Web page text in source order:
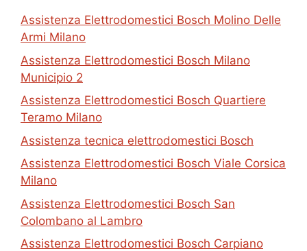
Assistenza Elettrodomestici Bosch Molino Delle
Armi Milano
Assistenza Elettrodomestici Bosch Milano
Municipio 2
Assistenza Elettrodomestici Bosch Quartiere
Teramo Milano
Assistenza tecnica elettrodomestici Bosch
Assistenza Elettrodomestici Bosch Viale Corsica
Milano
Assistenza Elettrodomestici Bosch San
Colombano al Lambro
Assistenza Elettrodomestici Bosch Carpiano